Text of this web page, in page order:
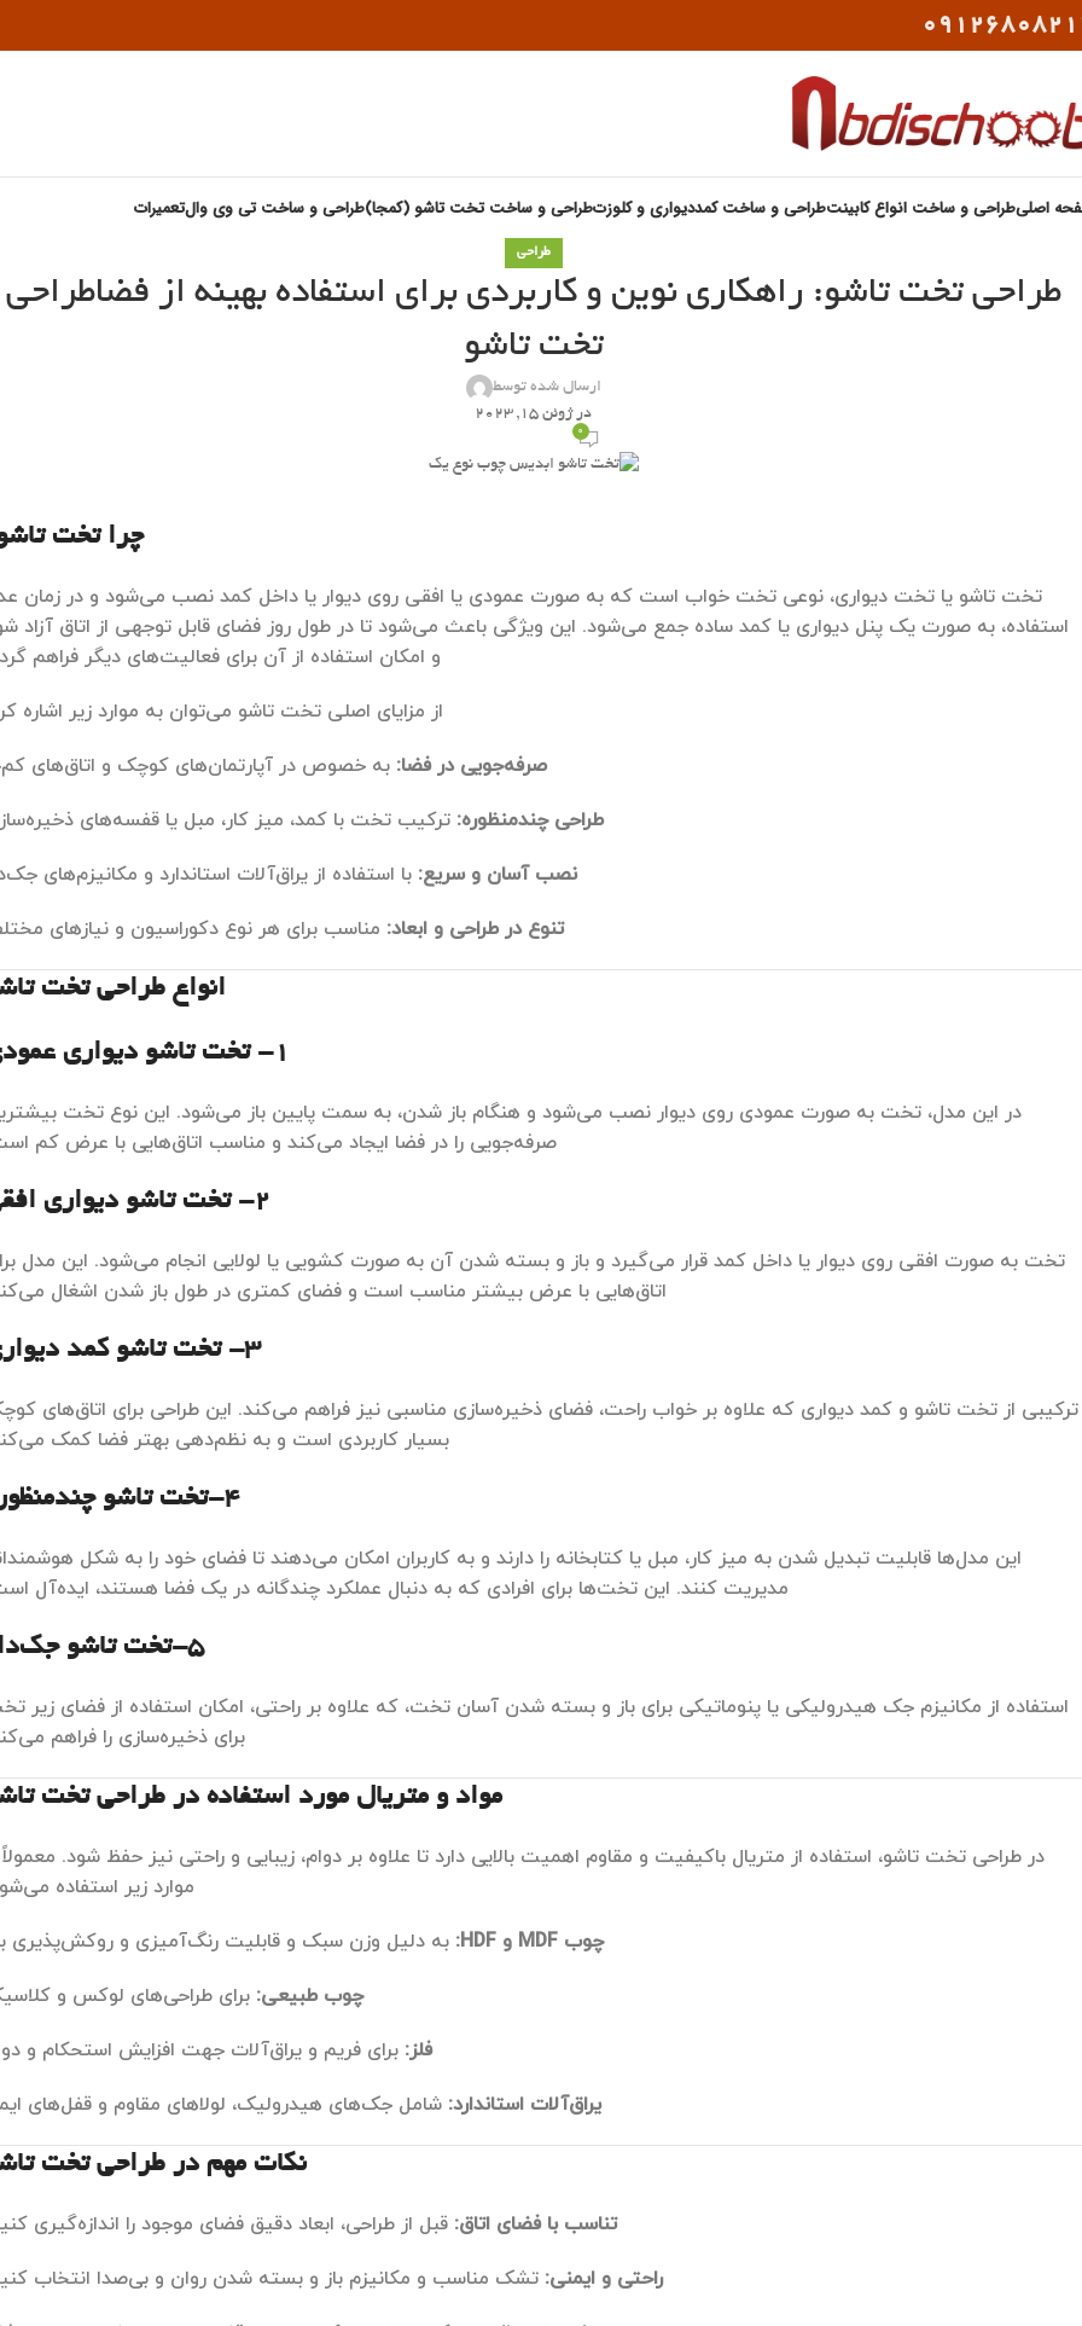
اصلیطراحی و ساخت انواع کابینتطراحی و ساخت کمددیواری و کلوزتطراحی و ساخت تخت تاشو (کمجا)طراحی و ساخت تی وی والتعمیرات
طراحی
طراحی تخت تاشو: راهکاری نوین و کاربردی برای استفاده بهینه از فضاطراحی
تخت تاشو
ارسال شده توسط
در ژوئن 15, 2023
0
چرا تخت
تخت تاشو یا تخت دیواری، نوعی تخت خواب است که به صورت عمودی یا افقی روی دیوار یا داخل کمد نصب می‌شود و در زمان
استفاده، به صورت یک پنل دیواری یا کمد ساده جمع می‌شود. این ویژگی باعث می‌شود تا در طول روز فضای قابل توجهی از اتاق آزاد
و امکان استفاده از آن برای فعالیت‌های دیگر فراهم
از مزایای اصلی تخت تاشو می‌توان به موارد زیر اشاره
صرفه‌جویی در فضا: به خصوص در آپارتمان‌های کوچک و اتاق‌های
طراحی چندمنظوره: ترکیب تخت با کمد، میز کار، مبل یا قفسه‌های
نصب آسان و سریع: با استفاده از یراق‌آلات استاندارد و مکانیزم‌های
تنوع در طراحی و ابعاد: مناسب برای هر نوع دکوراسیون و نیازهای
انواع طراحی تخت
1- تخت تاشو دیواری عمودی
در این مدل، تخت به صورت عمودی روی دیوار نصب می‌شود و هنگام باز شدن، به سمت پایین باز می‌شود. این نوع تخت
صرفه‌جویی را در فضا ایجاد می‌کند و مناسب اتاق‌هایی با عرض کم
2- تخت تاشو دیواری افقی
تخت به صورت افقی روی دیوار یا داخل کمد قرار می‌گیرد و باز و بسته شدن آن به صورت کشویی یا لولایی انجام می‌شود. این مدل
اتاق‌هایی با عرض بیشتر مناسب است و فضای کمتری در طول باز شدن اشغال
3- تخت تاشو کمد دیواری
ترکیبی از تخت تاشو و کمد دیواری که علاوه بر خواب راحت، فضای ذخیره‌سازی مناسبی نیز فراهم می‌کند. این طراحی برای اتاق‌های
بسیار کاربردی است و به نظم‌دهی بهتر فضا کمک
4-تخت تاشو چندمنظوره
این مدل‌ها قابلیت تبدیل شدن به میز کار، مبل یا کتابخانه را دارند و به کاربران امکان می‌دهند تا فضای خود را به شکل
مدیریت کنند. این تخت‌ها برای افرادی که به دنبال عملکرد چندگانه در یک فضا هستند، ایده‌آل
5-تخت تاشو جک‌دار
استفاده از مکانیزم جک هیدرولیکی یا پنوماتیکی برای باز و بسته شدن آسان تخت، که علاوه بر راحتی، امکان استفاده از فضای زیر
برای ذخیره‌سازی را فراهم
مواد و متریال مورد استفاده در طراحی تخت
در طراحی تخت تاشو، استفاده از متریال باکیفیت و مقاوم اهمیت بالایی دارد تا علاوه بر دوام، زیبایی و راحتی نیز حفظ شود. معمولاً
موارد زیر استفاده
چوب MDF و HDF: به دلیل وزن سبک و قابلیت رنگ‌آمیزی و روکش‌پذیری
چوب طبیعی: برای طراحی‌های لوکس و
فلز: برای فریم و یراق‌آلات جهت افزایش استحکام و
یراق‌آلات استاندارد: شامل جک‌های هیدرولیک، لولاهای مقاوم و قفل‌های
نکات مهم در طراحی تخت
تناسب با فضای اتاق: قبل از طراحی، ابعاد دقیق فضای موجود را اندازه‌گیری
راحتی و ایمنی: تشک مناسب و مکانیزم باز و بسته شدن روان و بی‌صدا انتخاب